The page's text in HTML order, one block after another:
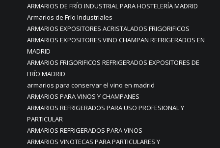
ARMARIOS DE FRÍO INDUSTRIAL PARA HOSTELERÍA MADRID
Armarios de Frío Industriales
ARMARIOS EXPOSITORES ACRISTALADOS FRIGORIFICOS
ARMARIOS EXPOSITORES VINO CHAMPAN REFRIGERADOS EN
MADRID
ARMARIOS FRIGORIFICOS REFRIGERADOS EXPOSITORES DE
FRÍO MADRID
armarios para conservar el vino en madrid
ARMARIOS PARA VINOS Y CHAMPANES
ARMARIOS REFRIGERADOS PARA USO PROFESIONAL Y
PARTICULAR
ARMARIOS REFRIGERADOS PARA VINOS
ARMARIOS VINOTECAS PARA PARTICULARES Y